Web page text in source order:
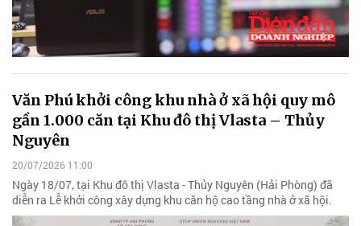
Văn Phú khởi công khu nhà ở xã hội quy mô
gần 1.000 căn tại Khu đô thị Vlasta – Thủy
Nguyên
20/07/2026 11:00
Ngày 18/07, tại Khu đô thị Vlasta - Thủy Nguyên (Hải Phòng) đã
diễn ra Lễ khởi công xây dựng khu căn hộ cao tầng nhà ở xã hội.